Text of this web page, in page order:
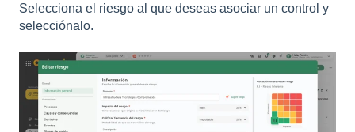
Selecciona el riesgo al que deseas asociar un control y
selecciónalo.